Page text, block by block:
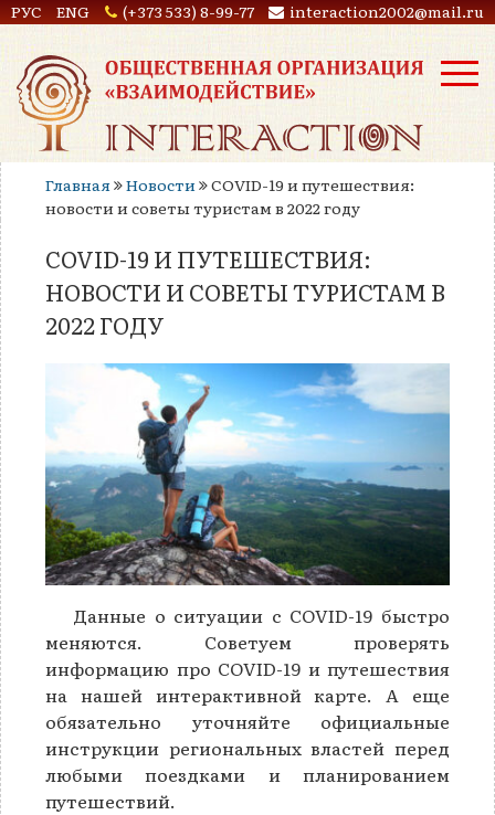
РУС ENG (+373 533) 8-99-77 interaction2002@mail.ru
Главная Новости
COVID-19 и путешествия:
новости и советы туристам в 2022 году
COVID-19 И ПУТЕШЕСТВИЯ:
НОВОСТИ И СОВЕТЫ ТУРИСТАМ В
2022 ГОДУ
Данные о ситуации с COVID-19 быстро
меняются. Советуем проверять
информацию про COVID-19 и путешествия
на нашей интерактивной карте. А еще
обязательно уточняйте официальные
инструкции региональных властей перед
любыми поездками и планированием
путешествий.